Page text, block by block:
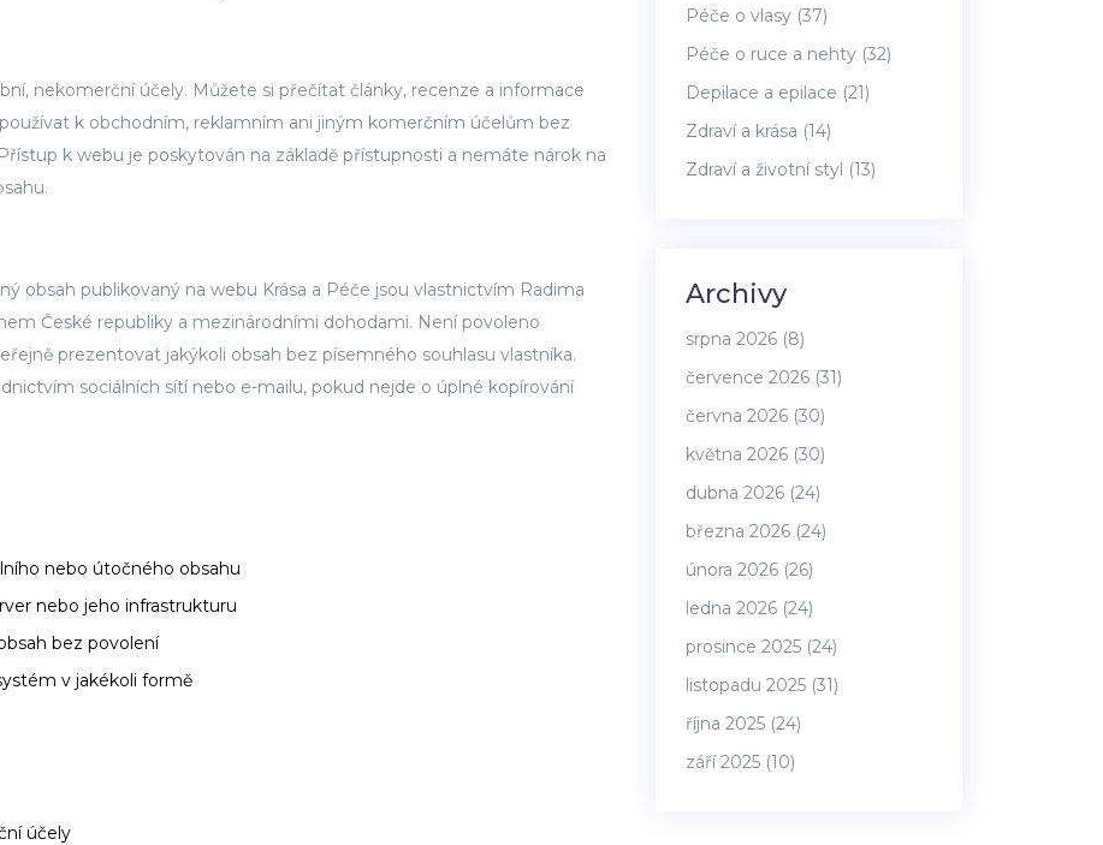
nekomerční účely. Můžete si přečítat články, recenze a informace
k obchodním, reklamním ani jiným komerčním účelům bez
k webu je poskytován na základě přístupnosti a nemáte nárok na
obsah publikovaný na webu Krása a Péče jsou vlastnictvím Radima
České republiky a mezinárodními dohodami. Není povoleno
prezentovat jakýkoli obsah bez písemného souhlasu vlastníka.
sociálních sítí nebo e-mailu, pokud nejde o úplné kopírování
nebo útočného obsahu
nebo jeho infrastrukturu
bez povolení
v jakékoli formě
účely
Péče o vlasy (37)
Péče o ruce a nehty (32)
Depilace a epilace (21)
Zdraví a krása (14)
Zdraví a životní styl (13)
Archivy
srpna 2026 (8)
července 2026 (31)
června 2026 (30)
května 2026 (30)
dubna 2026 (24)
března 2026 (24)
února 2026 (26)
ledna 2026 (24)
prosince 2025 (24)
listopadu 2025 (31)
října 2025 (24)
září 2025 (10)